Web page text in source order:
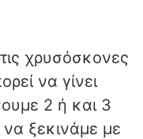
χρυσόσκονες
να γίνει
2 ή και 3
ξεκινάμε με